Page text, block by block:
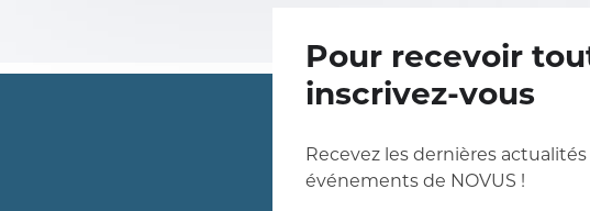
Pour recevoir
inscrivez-vous
Recevez les dernières
événements de NOVUS !